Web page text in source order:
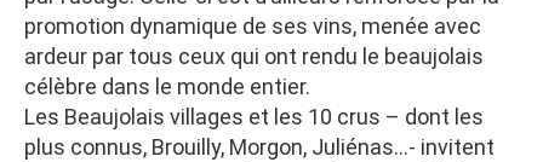
promotion dynamique de ses vins, menée avec
ardeur par tous ceux qui ont rendu le beaujolais
célèbre dans le monde entier.
Les Beaujolais villages et les 10 crus – dont les
plus connus, Brouilly, Morgon, Juliénas…- invitent